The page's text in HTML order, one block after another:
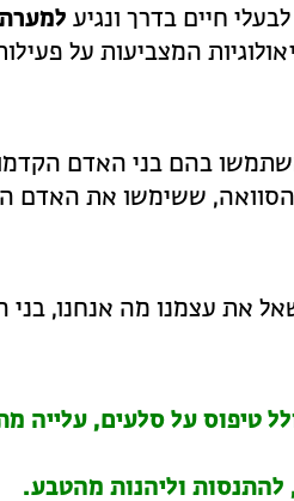
חיים בדרך ונגיע
המצביעות על
בהם בני האדם
והסוואה, ששימשו את האדם
את עצמנו מה אנחנו,
טיפוס על סלעים, עלייה
להתנסות וליהנות מהטבע.